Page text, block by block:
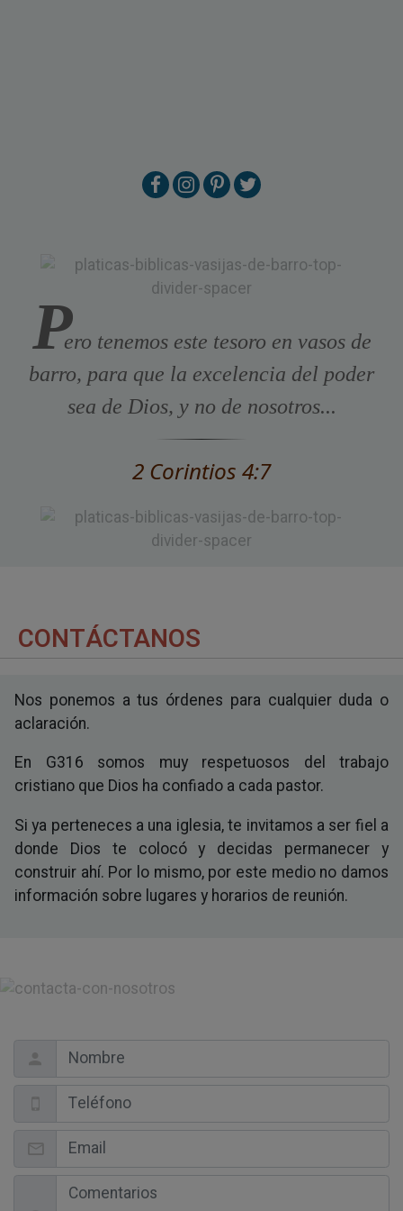
Pero tenemos este tesoro en vasos de
barro, para que la excelencia del poder
sea de Dios, y no de nosotros...
2 Corintios 4:7
CONTÁCTANOS
Nos ponemos a tus órdenes para cualquier duda o
aclaración.
En G316 somos muy respetuosos del trabajo
cristiano que Dios ha confiado a cada pastor.
Si ya perteneces a una iglesia, te invitamos a ser fiel a
donde Dios te colocó y decidas permanecer y
construir ahí. Por lo mismo, por este medio no damos
información sobre lugares y horarios de reunión.